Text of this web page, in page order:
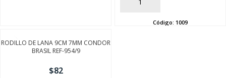
AÑADIR
Código: 1009
RODILLO DE LANA 9CM 7MM CONDOR
BRASIL REF-954/9
$82